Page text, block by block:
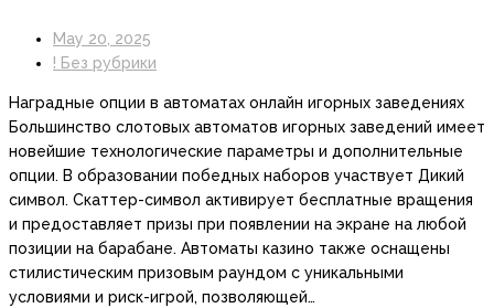
May 20, 2025
! Без рубрики
Наградные опции в автоматах онлайн игорных заведениях
Большинство слотовых автоматов игорных заведений имеет
новейшие технологические параметры и дополнительные
опции. В образовании победных наборов участвует Дикий
символ. Скаттер-символ активирует бесплатные вращения
и предоставляет призы при появлении на экране на любой
позиции на барабане. Автоматы казино также оснащены
стилистическим призовым раундом с уникальными
условиями и риск-игрой, позволяющей…